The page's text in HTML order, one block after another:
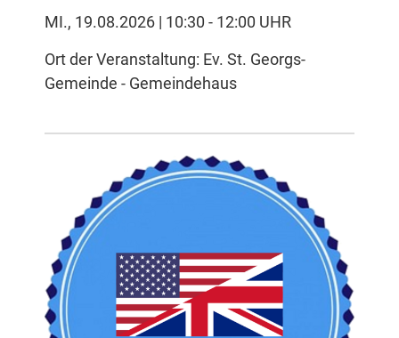
MI., 19.08.2026 | 10:30 - 12:00 UHR
Ort der Veranstaltung: Ev. St. Georgs-
Gemeinde - Gemeindehaus